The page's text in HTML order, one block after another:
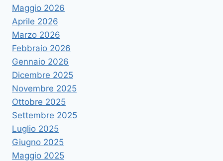
Maggio 2026
Aprile 2026
Marzo 2026
Febbraio 2026
Gennaio 2026
Dicembre 2025
Novembre 2025
Ottobre 2025
Settembre 2025
Luglio 2025
Giugno 2025
Maggio 2025